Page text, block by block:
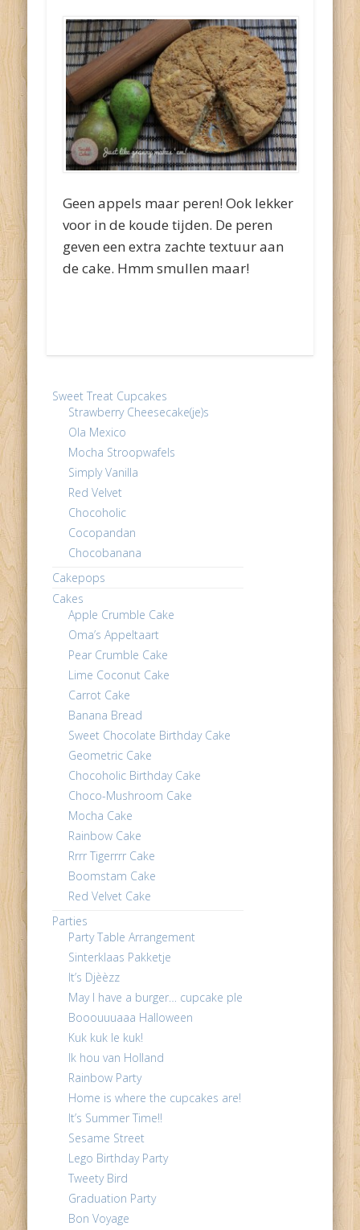
Geen appels maar peren! Ook lekker
voor in de koude tijden. De peren
geven een extra zachte textuur aan
de cake. Hmm smullen maar!
Sweet Treat Cupcakes
Strawberry Cheesecake(je)s
Ola Mexico
Mocha Stroopwafels
Simply Vanilla
Red Velvet
Chocoholic
Cocopandan
Chocobanana
Cakepops
Cakes
Apple Crumble Cake
Oma’s Appeltaart
Pear Crumble Cake
Lime Coconut Cake
Carrot Cake
Banana Bread
Sweet Chocolate Birthday Cake
Geometric Cake
Chocoholic Birthday Cake
Choco-Mushroom Cake
Mocha Cake
Rainbow Cake
Rrrr Tigerrrr Cake
Boomstam Cake
Red Velvet Cake
Parties
Party Table Arrangement
Sinterklaas Pakketje
It’s Djèèzz
May I have a burger… cupcake please ?
Booouuuaaa Halloween
Kuk kuk le kuk!
Ik hou van Holland
Rainbow Party
Home is where the cupcakes are!
It’s Summer Time!!
Sesame Street
Lego Birthday Party
Tweety Bird
Graduation Party
Bon Voyage